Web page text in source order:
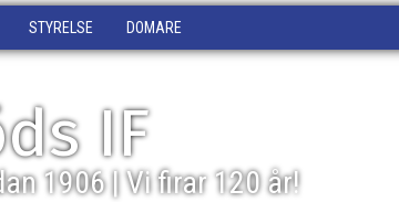
STYRELSE DOMARE
IF
1906 | Vi firar 120 år!